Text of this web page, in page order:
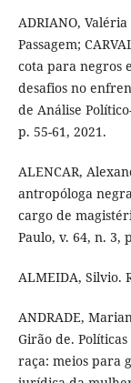
ADRIANO,
Passagem;
cota para negros
desafios no
de Análise
p. 55-61, 2021.
ALENCAR,
antropóloga
cargo de
Paulo, v. 64, n. 3,
ALMEIDA, Silvio.
ANDRADE,
Girão de.
raça: meios para